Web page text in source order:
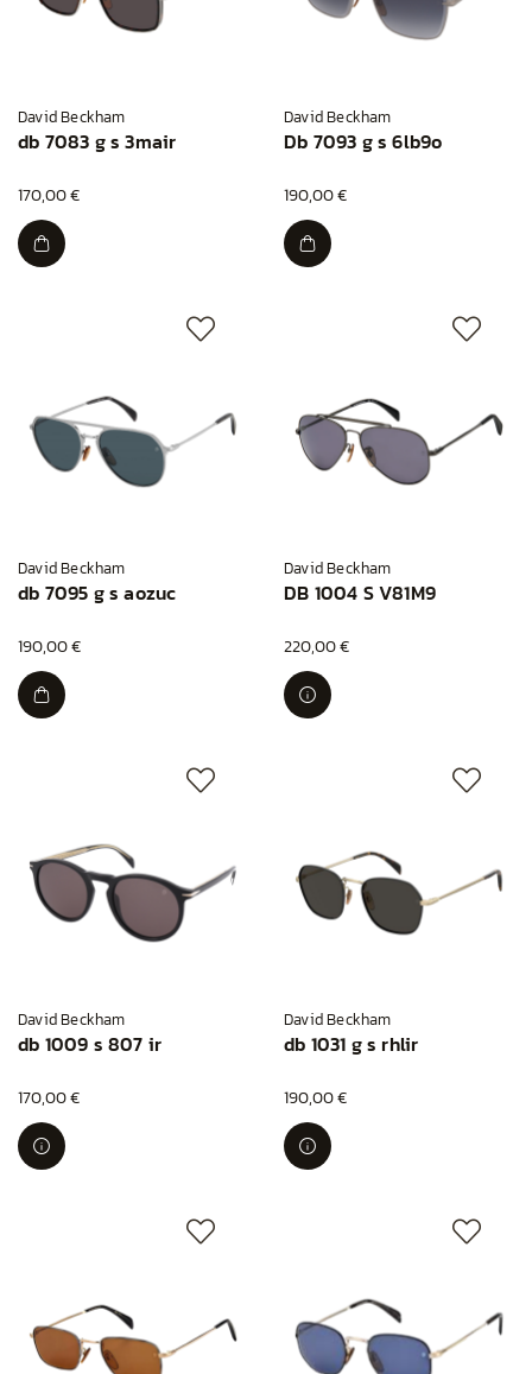
David Beckham
db 7083 g s 3mair
170,00 €
David Beckham
Db 7093 g s 6lb9o
190,00 €
David Beckham
db 7095 g s aozuc
190,00 €
David Beckham
DB 1004 S V81M9
220,00 €
David Beckham
db 1009 s 807 ir
170,00 €
David Beckham
db 1031 g s rhlir
190,00 €